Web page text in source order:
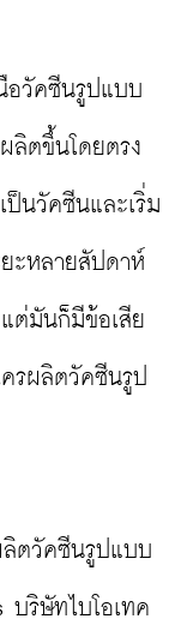
อวัคซีนรูปแบบ
ลิตขึ้นโดยตรง
นวัคซีนและเริ่ม
ะหลายสัปดาห์
ต่มันก็มีข้อเสีย
รผลิตวัคซีนรูป
ลิตวัคซีนรูปแบบ
บริษัทไบโอเทค